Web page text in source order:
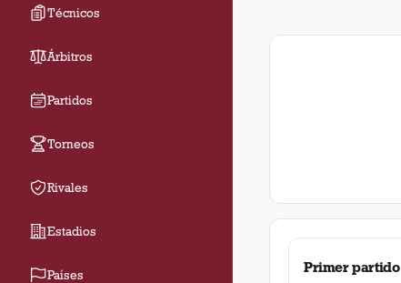
Técnicos
Árbitros
Partidos
Torneos
Rivales
Estadios
Países Primer partido